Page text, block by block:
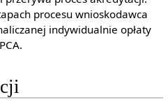
procesu wnioskodawca
indywidualnie opłaty